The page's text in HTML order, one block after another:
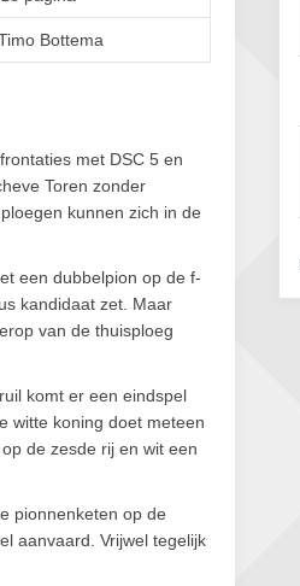
Bottema
met DSC 5 en
Toren zonder
kunnen zich in de
een dubbelpion op de f-
kandidaat zet. Maar
van de thuisploeg
komt er een eindspel
witte koning doet meteen
de zesde rij en wit een
pionnenketen op de
aanvaard. Vrijwel tegelijk